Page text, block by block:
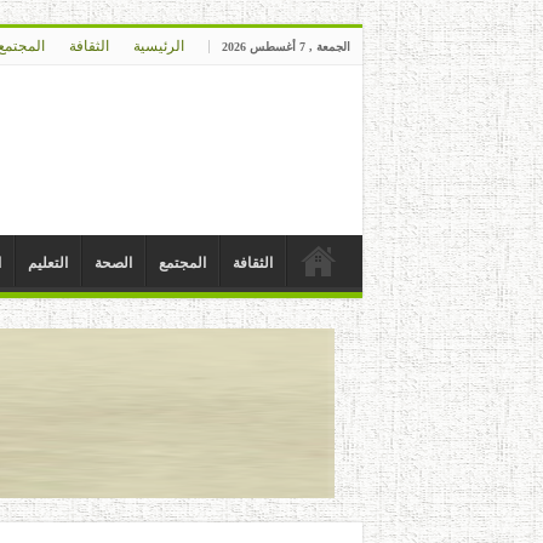
الجمعة , 7 أغسطس 2026 الرئيسية الثقافة
الثقافة المجتمع الصحة التعليم